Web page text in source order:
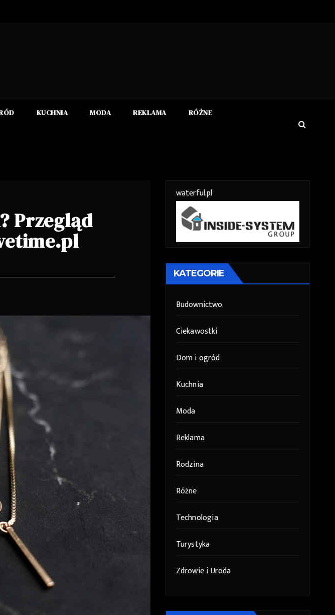
KUCHNIA MODA REKLAMA RÓŻNE
Przegląd
waterful.pl
KATEGORIE
Budownictwo
Ciekawostki
Dom i ogród
Kuchnia
Moda
Reklama
Rodzina
Różne
Technologia
Turystyka
Zdrowie i Uroda